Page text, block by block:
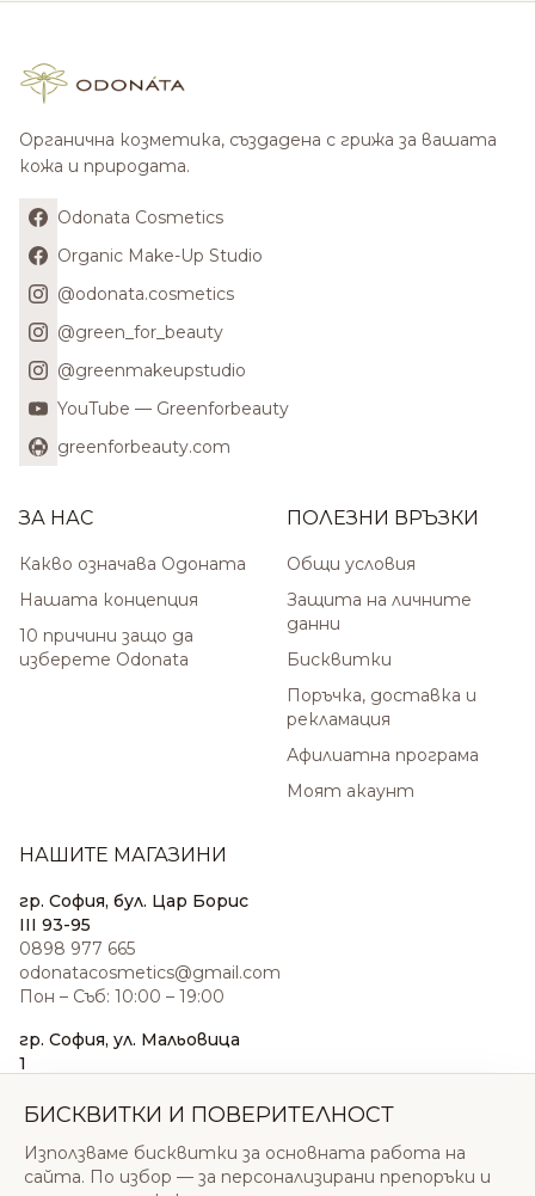
Органична козметика, създадена с грижа за вашата
кожа и природата.
Odonata Cosmetics
Organic Make-Up Studio
@odonata.cosmetics
@green_for_beauty
@greenmakeupstudio
YouTube — Greenforbeauty
greenforbeauty.com
ЗА НАС
Какво означава Одоната
Нашата концепция
10 причини защо да
изберете Odonata
ПОЛЕЗНИ ВРЪЗКИ
Общи условия
Защита на личните
данни
Бисквитки
Поръчка, доставка и
рекламация
Афилиатна програма
Моят акаунт
НАШИТЕ МАГАЗИНИ
гр. София, бул. Цар Борис
III 93-95
0898 977 665
odonatacosmetics@gmail.com
Пон – Съб: 10:00 – 19:00
гр. София, ул. Мальовица
1
sales@odonatacosmetics.com
Нед: 11:00 – 18:00
БИСКВИТКИ И ПОВЕРИТЕЛНОСТ
Използваме бисквитки за основната работа на
сайта. По избор — за персонализирани препоръки и